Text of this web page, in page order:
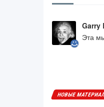
Garry
Эта
НОВЫЕ